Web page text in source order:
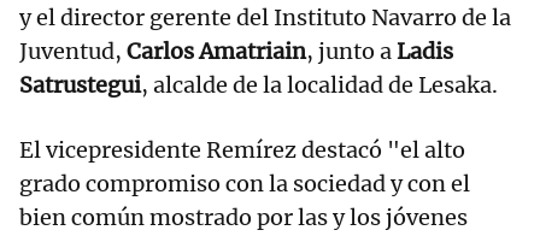
y el director gerente del Instituto Navarro de la
Juventud, Carlos Amatriain, junto aLadis
Satrustegui, alcalde de la localidad de Lesaka.
El vicepresidente Remírez destacó "el alto
grado compromiso con la sociedad y con el
bien común mostrado por las y los jóvenes